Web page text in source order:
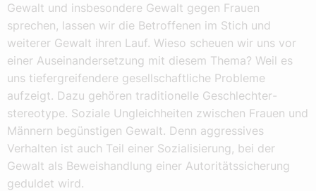
Gewalt und insbesondere Gewalt gegen Frauen
sprechen, lassen wir die Betroffenen im Stich und
weiterer Gewalt ihren Lauf. Wieso scheuen wir uns vor
einer Auseinandersetzung mit diesem Thema? Weil es
uns tiefer­greifendere gesellschaftliche Probleme
aufzeigt. Dazu gehören traditionelle Geschlechter­
stereotype. Soziale Ungleichheiten zwischen Frauen und
Männern begünstigen Gewalt. Denn aggressives
Verhalten ist auch Teil einer Sozialisierung, bei der
Gewalt als Beweishandlung einer Autoritätssicherung
geduldet wird.